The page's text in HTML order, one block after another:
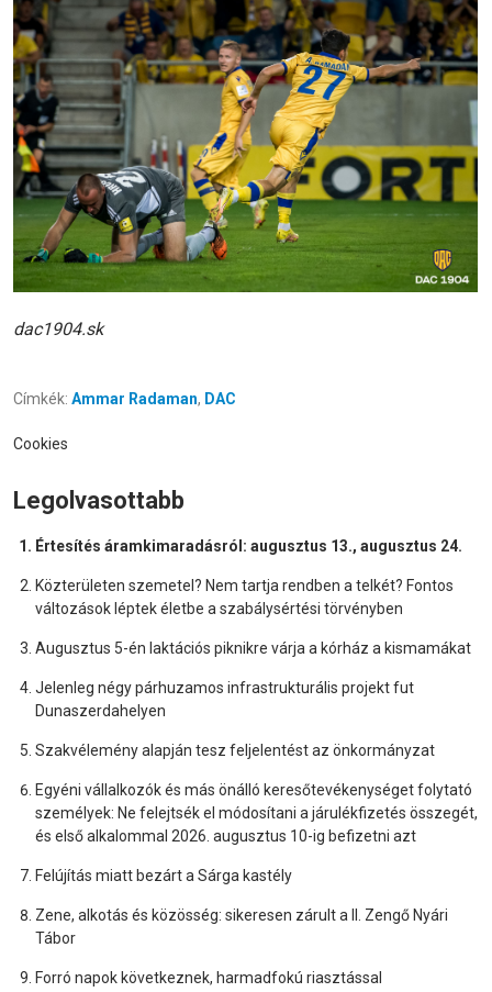
dac1904.sk
Címkék: Ammar Radaman, DAC
Cookies
Legolvasottabb
Értesítés áramkimaradásról: augusztus 13., augusztus 24.
Közterületen szemetel? Nem tartja rendben a telkét? Fontos
változások léptek életbe a szabálysértési törvényben
Augusztus 5-én laktációs piknikre várja a kórház a kismamákat
Jelenleg négy párhuzamos infrastrukturális projekt fut
Dunaszerdahelyen
Szakvélemény alapján tesz feljelentést az önkormányzat
Egyéni vállalkozók és más önálló keresőtevékenységet folytató
személyek: Ne felejtsék el módosítani a járulékfizetés összegét,
és első alkalommal 2026. augusztus 10-ig befizetni azt
Felújítás miatt bezárt a Sárga kastély
Zene, alkotás és közösség: sikeresen zárult a II. Zengő Nyári
Tábor
Forró napok következnek, harmadfokú riasztással